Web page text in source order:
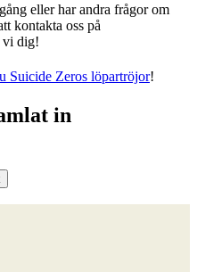
eller har andra frågor om
kontakta oss på
vi dig!
Suicide Zeros löpartröjor!
in